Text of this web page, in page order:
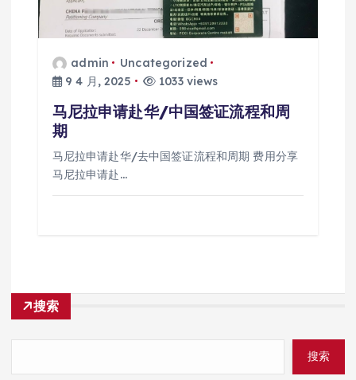
admin
Uncategorized
9 4 月, 2025
1033 views
马尼拉申请赴华/中国签证流程和周
期
马尼拉申请赴华/去中国签证流程和周期 费用分享
马尼拉申请赴…
搜索
搜索